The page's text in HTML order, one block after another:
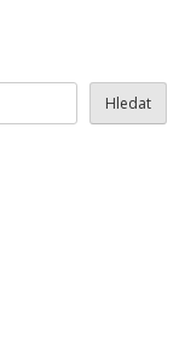
Hledat